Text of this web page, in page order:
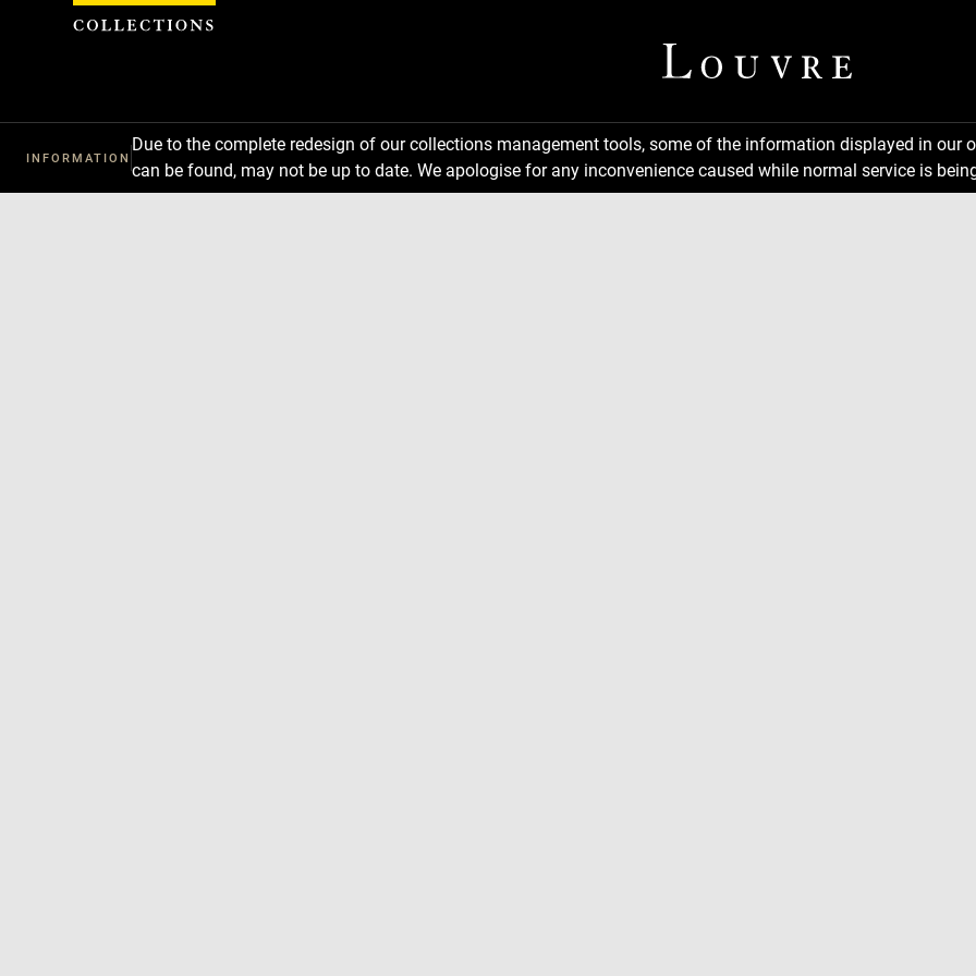
INFORMATION
Due to the complete redesign of our collections management tools, some of the information displayed in
can be found, may not be up to date. We apologise for any inconvenience caused while normal service is
Cookies management panel